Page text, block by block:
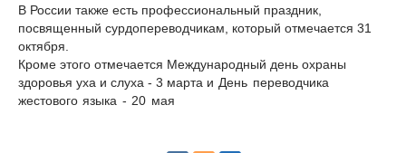
В России также есть профессиональный праздник,
посвященный сурдопереводчикам, который отмечается 31
октября.
Кроме этого отмечается Международный день охраны
здоровья уха и слуха - 3 марта и День переводчика
жестового языка - 20 мая